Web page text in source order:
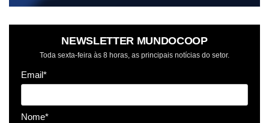
NEWSLETTER MUNDOCOOP
Toda sexta-feira às 8 horas, as principais notícias do setor.
Email*
Nome*